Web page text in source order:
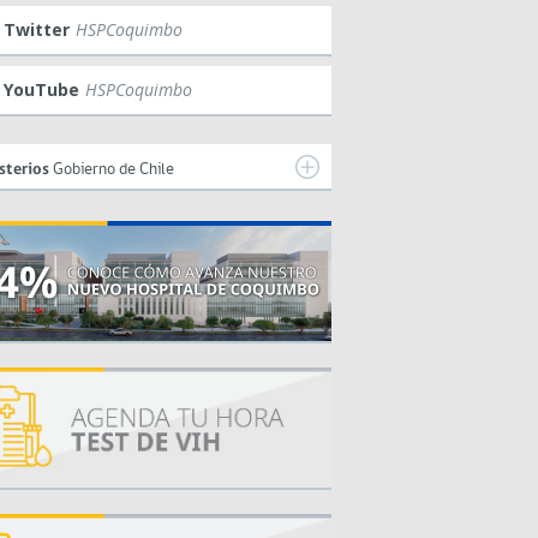
Twitter HSPCoquimbo
YouTube HSPCoquimbo
Gobierno de Chile